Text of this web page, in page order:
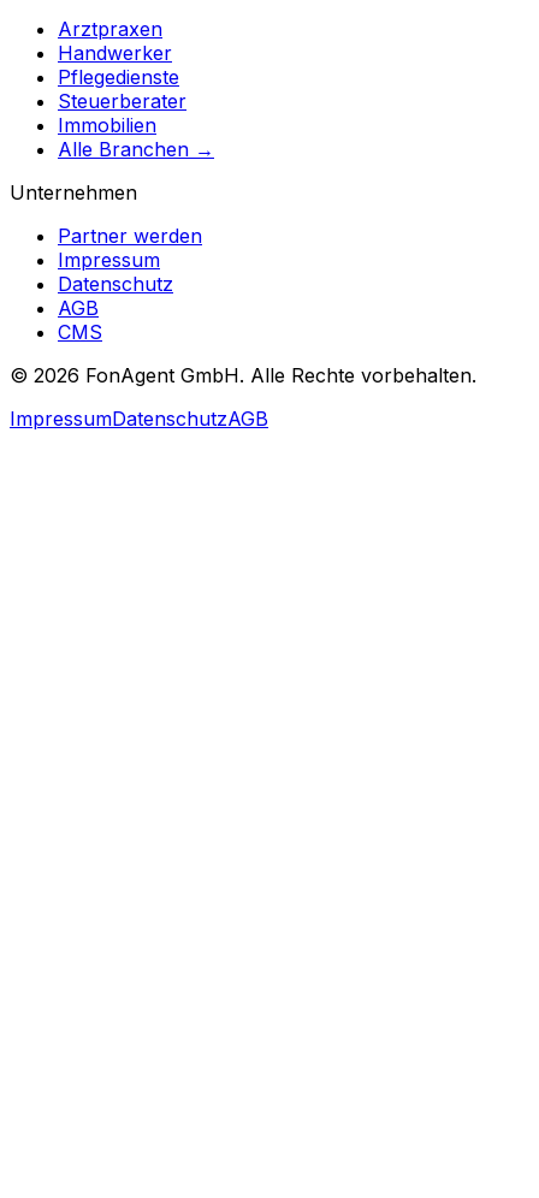
Arztpraxen
Handwerker
Pflegedienste
Steuerberater
Immobilien
Alle Branchen →
Unternehmen
Partner werden
Impressum
Datenschutz
AGB
CMS
© 2026 FonAgent GmbH. Alle Rechte vorbehalten.
ImpressumDatenschutzAGB